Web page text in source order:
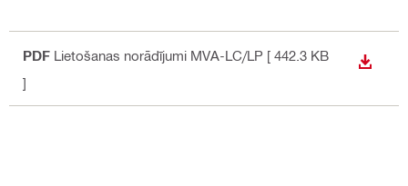
PDF Lietošanas norādījumi MVA-LC/LP [ 442.3 KB
]